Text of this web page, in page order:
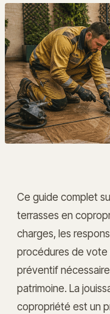
Ce guide complet
terrasses en
charges, les
procédures de vote
préventif
patrimoine. La
copropriété est un